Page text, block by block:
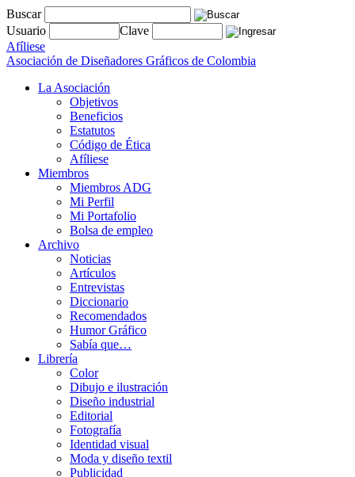
Buscar
Usuario
Clave
Afíliese
Asociación de Diseñadores Gráficos de Colombia
La Asociación
Objetivos
Beneficios
Estatutos
Código de Ética
Afíliese
Miembros
Miembros ADG
Mi Perfil
Mi Portafolio
Bolsa de empleo
Archivo
Noticias
Artículos
Entrevistas
Diccionario
Recomendados
Humor Gráfico
Sabía que…
Librería
Color
Dibujo e ilustración
Diseño industrial
Editorial
Fotografía
Identidad visual
Moda y diseño textil
Publicidad